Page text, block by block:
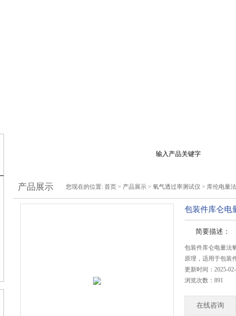
产品展示 您现在的位置: 首页 > 产品展示 > 氧气透过率测试仪 > 库伦电量
包装件库仑电
简要描述：
包装件库仑电量法
原理，适用于包装
更新时间：2025-
浏览次数：891
在线咨询